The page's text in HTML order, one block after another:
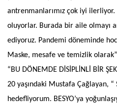
antrenmanlarımız çok iyi ilerliyor.
oluyorlar. Burada bir aile olmayı
ediyoruz. Pandemi döneminde
Maske, mesafe ve temizlik
“BU DÖNEMDE DİSİPLİNLİ BİR
20 yaşındaki Mustafa Çağlayan,
hedefliyorum. BESYO’ya